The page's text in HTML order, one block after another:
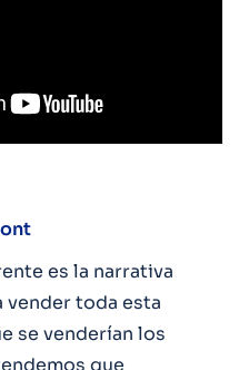
es la narrativa
vender toda esta
se venderían los
que